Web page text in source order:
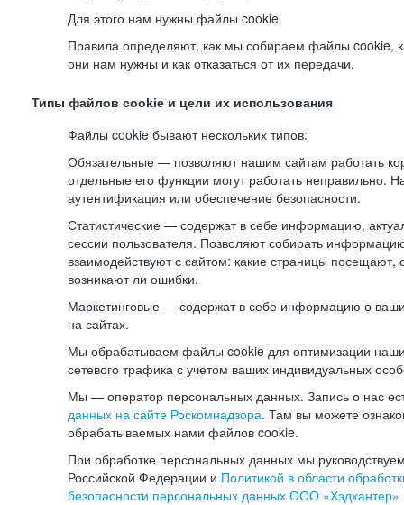
Для этого нам нужны файлы cookie.
Правила определяют, как мы собираем файлы cookie,
они нам нужны и как отказаться от их передачи.
Типы файлов cookie и цели их использования
Файлы cookie бывают нескольких типов:
Обязательные — позволяют нашим сайтам работать
отдельные его функции могут работать неправильно.
аутентификация или обеспечение безопасности.
Статистические — содержат в себе информацию,
сессии пользователя. Позволяют собирать
взаимодействуют с сайтом: какие страницы посещают,
возникают ли ошибки.
Маркетинговые — содержат в себе информацию о
на сайтах.
Мы обрабатываем файлы cookie для оптимизации
сетевого трафика с учетом ваших индивидуальных
Мы — оператор персональных данных. Запись о нас
данных на сайте Роскомнадзора. Там вы можете
обрабатываемых нами файлов cookie.
При обработке персональных данных мы
Российской Федерации и Политикой в области
безопасности персональных данных ООО «Хэдхантер»